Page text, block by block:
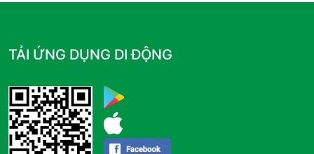
TẢI ỨNG DỤNG DI ĐỘNG